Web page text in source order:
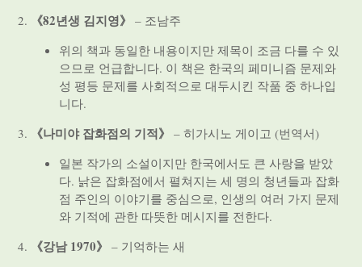
《82년생 김지영》 – 조남주
위의 책과 동일한 내용이지만 제목이 조금 다를 수 있
으므로 언급합니다. 이 책은 한국의 페미니즘 문제와
성 평등 문제를 사회적으로 대두시킨 작품 중 하나입
니다.
《나미야 잡화점의 기적》 – 히가시노 게이고 (번역서)
일본 작가의 소설이지만 한국에서도 큰 사랑을 받았
다. 낡은 잡화점에서 펼쳐지는 세 명의 청년들과 잡화
점 주인의 이야기를 중심으로, 인생의 여러 가지 문제
와 기적에 관한 따뜻한 메시지를 전한다.
《강남 1970》 – 기억하는 새